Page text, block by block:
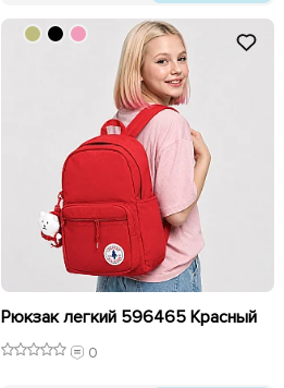
Рюкзак легкий 596465 Красный
0